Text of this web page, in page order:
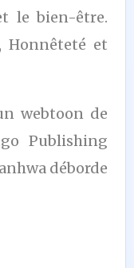
le bien-être.
Honnêteté et
webtoon de
Publishing
déborde